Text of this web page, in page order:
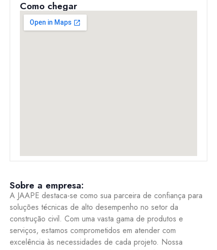
Como chegar
Sobre a empresa:
A JAAPE destaca-se como sua parceira de confiança para
soluções técnicas de alto desempenho no setor da
construção civil. Com uma vasta gama de produtos e
serviços, estamos comprometidos em atender com
excelência às necessidades de cada projeto. Nossa